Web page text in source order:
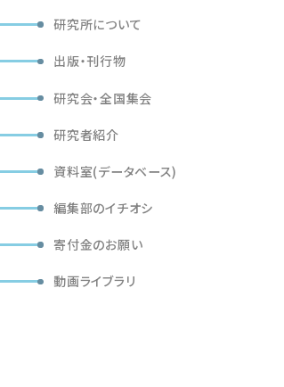
研究所について
出版・刊行物
研究会・全国集会
研究者紹介
資料室(データベース)
編集部のイチオシ
寄付金のお願い
動画ライブラリ